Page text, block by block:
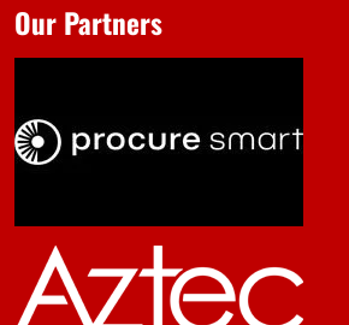
Our Partners